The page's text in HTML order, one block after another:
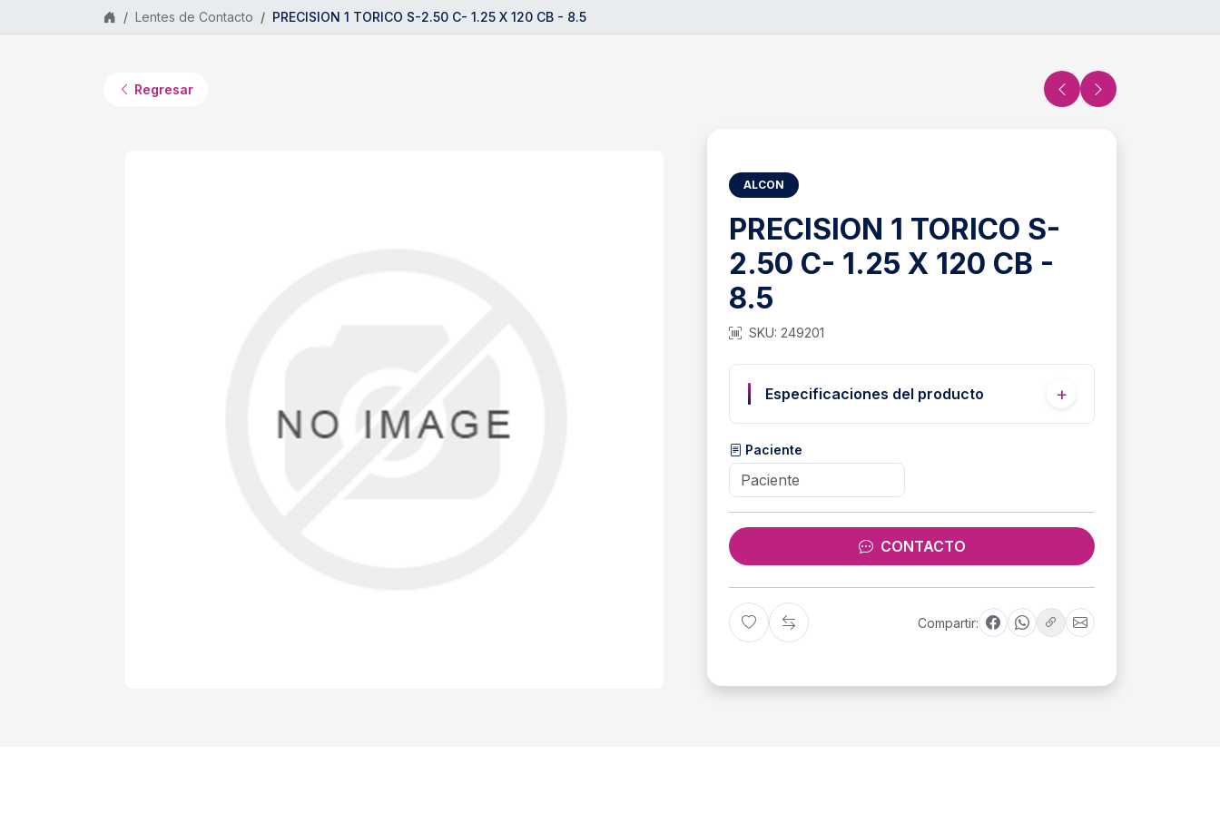
Saltar al contenido principalLentes de Contacto
PRECISION 1 TORICO S-2.50 C- 1.25 X 120 CB - 8.5
Regresar
ALCON
PRECISION 1 TORICO S-
2.50 C- 1.25 X 120 CB -
8.5
SKU: 249201
Especificaciones del producto
Paciente
CONTACTO
Compartir: